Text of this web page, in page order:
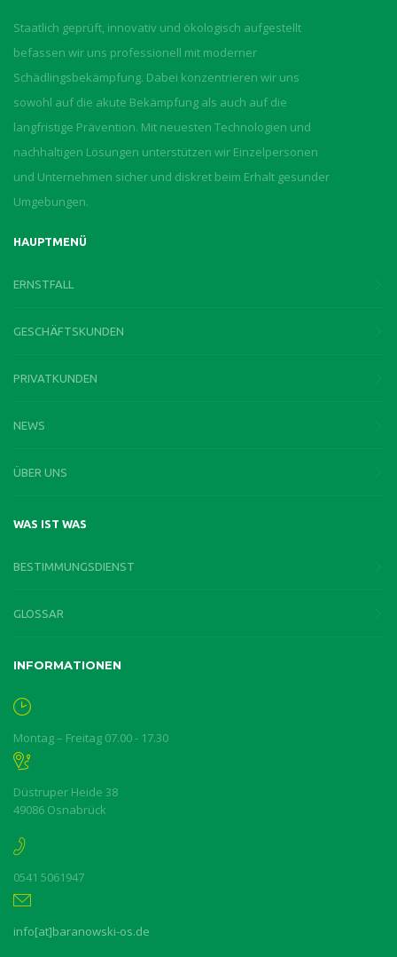
Staatlich geprüft, innovativ und ökologisch aufgestellt
befassen wir uns professionell mit moderner
Schädlingsbekämpfung. Dabei konzentrieren wir uns
sowohl auf die akute Bekämpfung als auch auf die
langfristige Prävention. Mit neuesten Technologien und
nachhaltigen Lösungen unterstützen wir Einzelpersonen
und Unternehmen sicher und diskret beim Erhalt gesunder
Umgebungen.
HAUPTMENÜ
ERNSTFALL
GESCHÄFTSKUNDEN
PRIVATKUNDEN
NEWS
ÜBER UNS
WAS IST WAS
BESTIMMUNGSDIENST
GLOSSAR
INFORMATIONEN
Montag – Freitag 07.00 - 17.30
Düstruper Heide 38
49086 Osnabrück
0541 5061947
info[at]baranowski-os.de